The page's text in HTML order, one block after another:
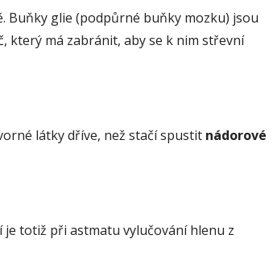
Buňky glie (podpůrné buňky mozku) jsou
který má zabránit, aby se k nim střevní
látky dříve, než stačí spustit nádorové
je totiž při astmatu vylučování hlenu z